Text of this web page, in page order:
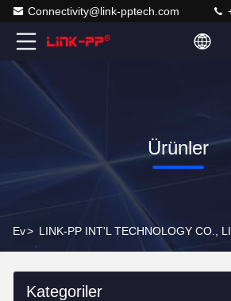
Connectivity@link-pptech.com
Ürünler
Ev>
Kategoriler